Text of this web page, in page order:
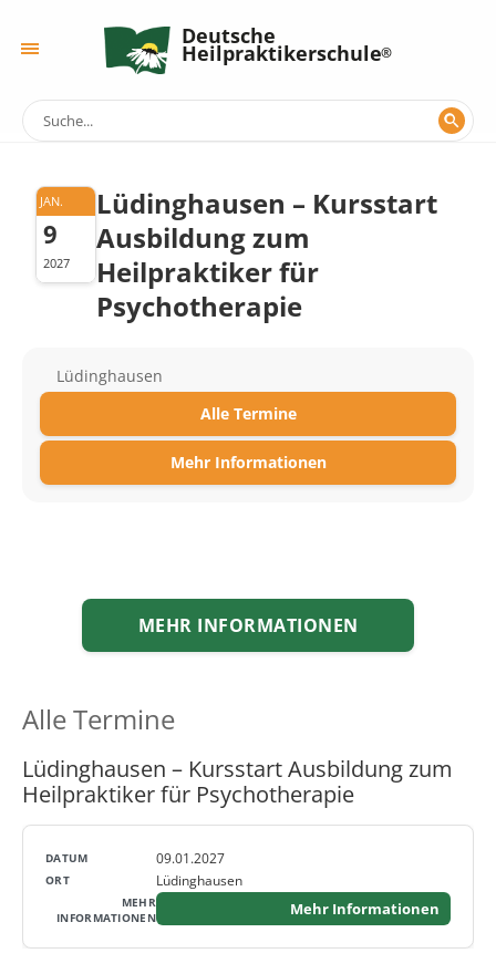
Deutsche
Heilpraktikerschule
JAN.
9
2027
Lüdinghausen – Kursstart
Ausbildung zum
Heilpraktiker für
Psychotherapie
Lüdinghausen
Alle Termine
Mehr Informationen
MEHR INFORMATIONEN
Alle Termine
Lüdinghausen – Kursstart Ausbildung zum
Heilpraktiker für Psychotherapie
09.01.2027
Lüdinghausen
Mehr Informationen